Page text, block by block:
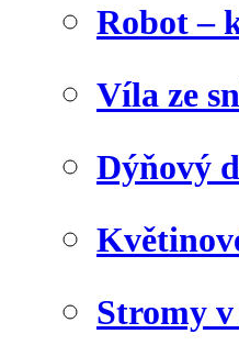
Robot –
Víla ze
Dýňový
Stromy